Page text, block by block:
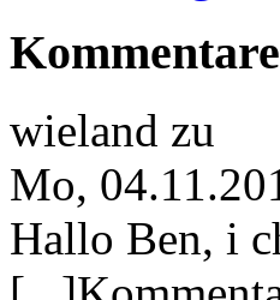
Kommentare
wieland zu
Mo,
Hallo Ben, i